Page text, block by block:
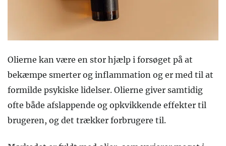
Olierne kan være en stor hjælp i forsøget på at
bekæmpe smerter og inflammation og er med til at
formilde psykiske lidelser. Olierne giver samtidig
ofte både afslappende og opkvikkende effekter til
brugeren, og det trækker forbrugere til.